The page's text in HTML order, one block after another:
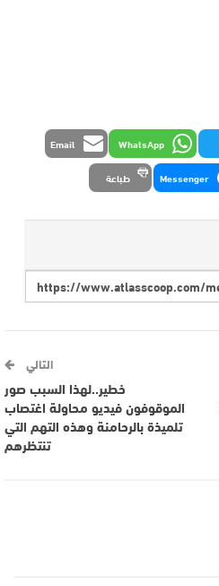
WhatsApp
Email
Messenger طباعة
التالي
خطير..لهذا السبب صور
الموقوفون فيديو محاولة اغتصاب
تلميذة بالرحامنة وهذه التهم التي
تنتظرهم